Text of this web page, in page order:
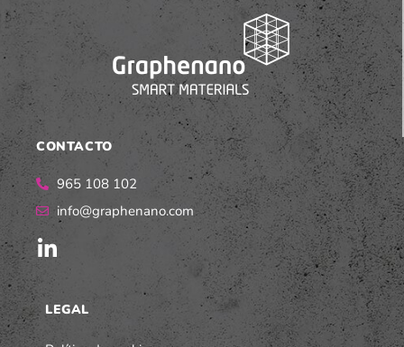
CONTACTO
965 108 102
info@graphenano.com
LEGAL